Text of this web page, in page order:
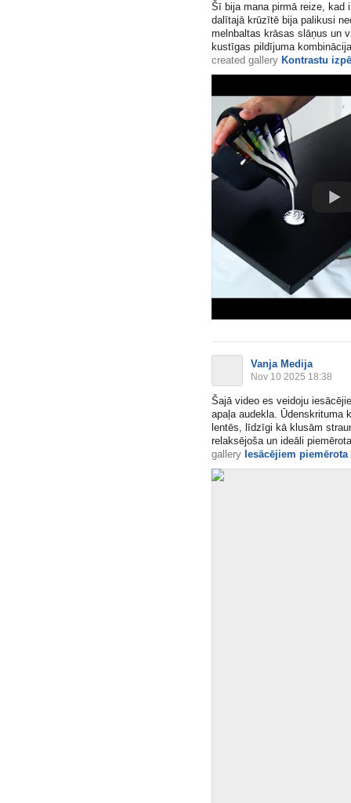
Šī bija mana pirmā reize, kad
dalītajā krūzītē bija palikusi
melnbaltas krāsas slāņus un
kustīgas pildījuma
created gallery Kontrastu
Vanja Medija
Nov 10 2025 18:38
Šajā video es veidoju
apaļa audekla. Ūdenskrituma
lentēs, līdzīgi kā klusām
relaksējoša un ideāli
gallery Iesācējiem